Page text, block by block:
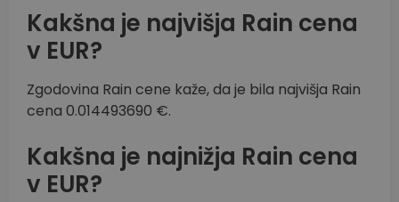
Kakšna je najvišja Rain cena
v EUR?
Zgodovina Rain cene kaže, da je bila najvišja Rain
cena 0.014493690 €.
Kakšna je najnižja Rain cena
v EUR?